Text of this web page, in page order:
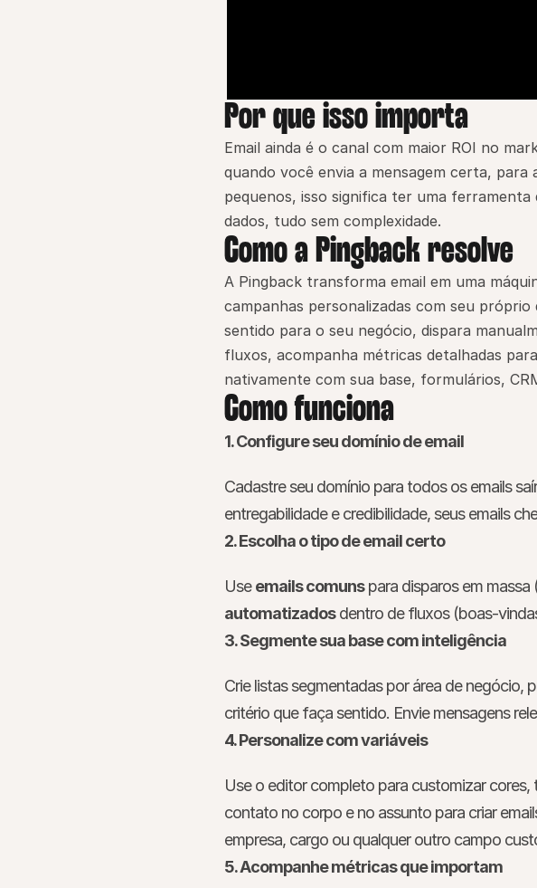
Por que isso importa
Email ainda é o canal com maior ROI no
quando você envia a mensagem certa,
pequenos, isso significa ter uma
dados, tudo sem complexidade.
Como a Pingback resolve
A Pingback transforma email em uma
campanhas personalizadas com seu
sentido para o seu negócio, dispara
fluxos, acompanha métricas detalhadas
nativamente com sua base, formulários,
Como funciona
1. Configure seu domínio de email
Cadastre seu domínio para todos os emails
entregabilidade e credibilidade, seus emails
2. Escolha o tipo de email certo
Use emails comuns para disparos em massa
automatizados dentro de fluxos (boas-
3. Segmente sua base com inteligência
Crie listas segmentadas por área de
critério que faça sentido. Envie mensagens
4. Personalize com variáveis
Use o editor completo para customizar
contato no corpo e no assunto para criar
empresa, cargo ou qualquer outro campo
5. Acompanhe métricas que importam